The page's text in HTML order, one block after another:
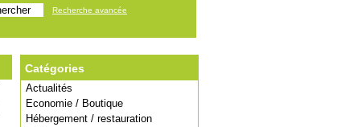
Recherche avancée
Catégories
Actualités
Economie / Boutique
Hébergement / restauration